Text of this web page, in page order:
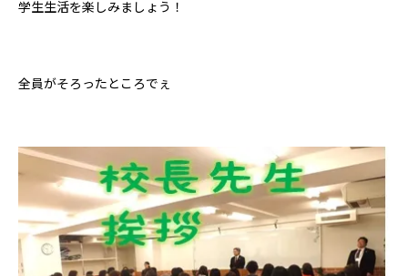
学生生活を楽しみましょう！
全員がそろったところでぇ